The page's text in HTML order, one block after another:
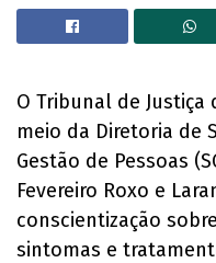
O Tribunal de Justiça
meio da Diretoria de
Gestão de Pessoas
Fevereiro Roxo e
conscientização
sintomas e